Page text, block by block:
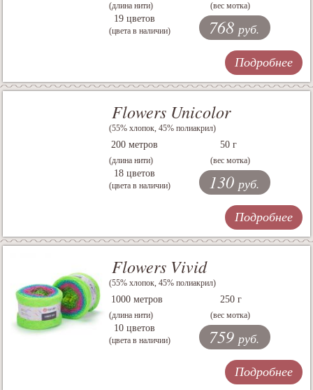
(длина нити) (вес мотка)
19 цветов
(цвета в наличии) 768руб.
Подробнее
Flowers Unicolor
(55% хлопок, 45% полиакрил)
200 метров
(длина нити)
50 г
(вес мотка)
18 цветов
(цвета в наличии) 130руб.
Подробнее
Flowers Vivid
(55% хлопок, 45% полиакрил)
1000 метров
(длина нити)
250 г
(вес мотка)
10 цветов
(цвета в наличии) 759руб.
Подробнее